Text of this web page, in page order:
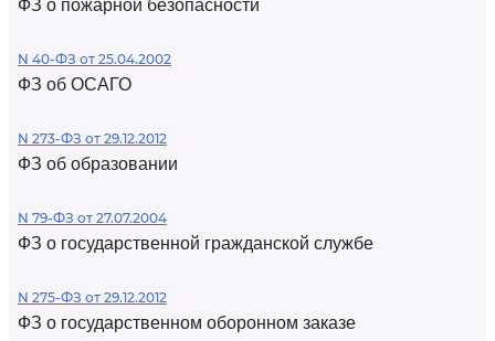
ФЗ о пожарной безопасности
N 40-ФЗ от 25.04.2002
ФЗ об ОСАГО
N 273-ФЗ от 29.12.2012
ФЗ об образовании
N 79-ФЗ от 27.07.2004
ФЗ о государственной гражданской службе
N 275-ФЗ от 29.12.2012
ФЗ о государственном оборонном заказе